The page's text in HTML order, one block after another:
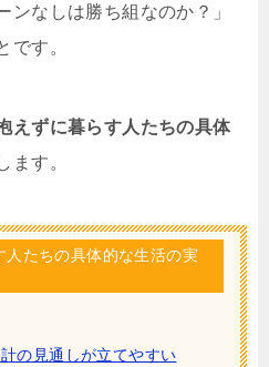
ンなしは勝ち組なのか？」
です。
えずに暮らす人たちの具体
ます。
たちの具体的な生活の実
の見通しが立てやすい